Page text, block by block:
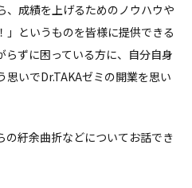
、成績を上げるためのノウハウや
」というものを皆様に提供できる
らずに困っている方に、自分自身
いでDr.TAKAゼミの開業を思い
の紆余曲折などについてお話でき